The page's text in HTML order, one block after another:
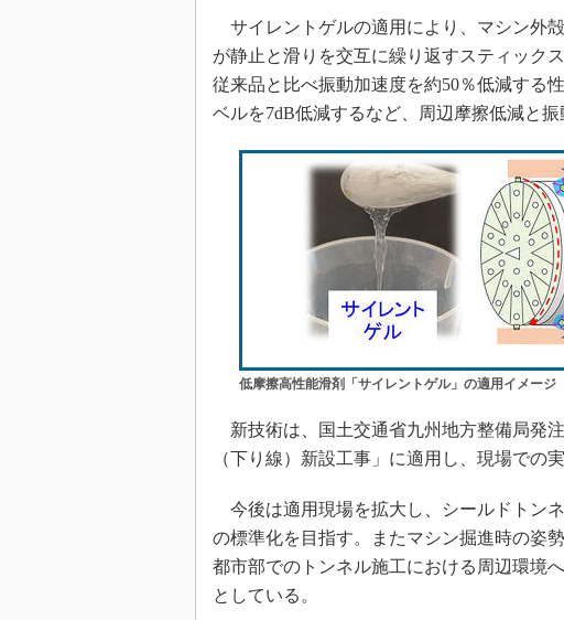
サイレントゲルの適用により、マシン外
が静止と滑りを交互に繰り返すスティック
従来品と比べ振動加速度を約50％低減する
ベルを7dB低減するなど、周辺摩擦低減と振
低摩擦高性能滑剤「サイレントゲル」の適用イメージ
新技術は、国土交通省九州地方整備局発
（下り線）新設工事」に適用し、現場での
今後は適用現場を拡大し、シールドトン
の標準化を目指す。またマシン掘進時の姿
都市部でのトンネル施工における周辺環境
としている。